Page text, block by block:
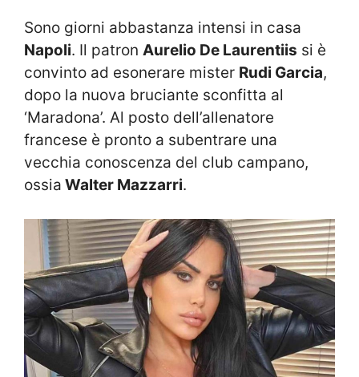
Sono giorni abbastanza intensi in casa
Napoli. Il patron Aurelio De Laurentiis si è
convinto ad esonerare mister Rudi Garcia,
dopo la nuova bruciante sconfitta al
‘Maradona’. Al posto dell’allenatore
francese è pronto a subentrare una
vecchia conoscenza del club campano,
ossia Walter Mazzarri.